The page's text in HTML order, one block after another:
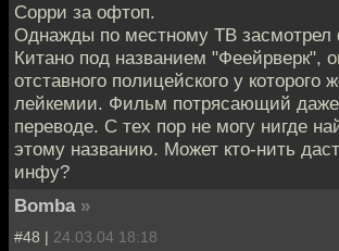
Сорри за офтоп.
Однажды по местному ТВ
Китано под названием "Феейрверк",
отставного полицейского у которого
лейкемии. Фильм потрясающий даже
переводе. С тех пор не могу нигде
этому названию. Может кто-нить
инфу?
Bomba »
#48 | 24.03.04 18:18